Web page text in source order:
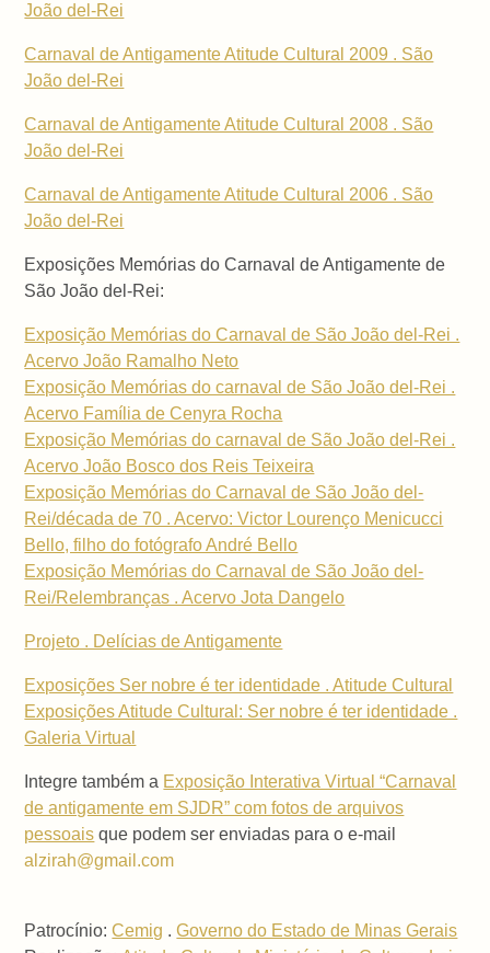
João del-Rei
Carnaval de Antigamente Atitude Cultural 2009 . São
João del-Rei
Carnaval de Antigamente Atitude Cultural 2008 . São
João del-Rei
Carnaval de Antigamente Atitude Cultural 2006 . São
João del-Rei
Exposições Memórias do Carnaval de Antigamente de
São João del-Rei:
Exposição Memórias do Carnaval de São João del-Rei .
Acervo João Ramalho Neto
Exposição Memórias do carnaval de São João del-Rei .
Acervo Família de Cenyra Rocha
Exposição Memórias do carnaval de São João del-Rei .
Acervo João Bosco dos Reis Teixeira
Exposição Memórias do Carnaval de São João del-
Rei/década de 70 . Acervo: Victor Lourenço Menicucci
Bello, filho do fotógrafo André Bello
Exposição Memórias do Carnaval de São João del-
Rei/Relembranças . Acervo Jota Dangelo
Projeto . Delícias de Antigamente
Exposições Ser nobre é ter identidade . Atitude Cultural
Exposições Atitude Cultural: Ser nobre é ter identidade .
Galeria Virtual
Integre também a Exposição Interativa Virtual “Carnaval
de antigamente em SJDR” com fotos de arquivos
pessoais que podem ser enviadas para o e-mail
alzirah@gmail.com
Patrocínio:Cemig .Governo do Estado de Minas Gerais